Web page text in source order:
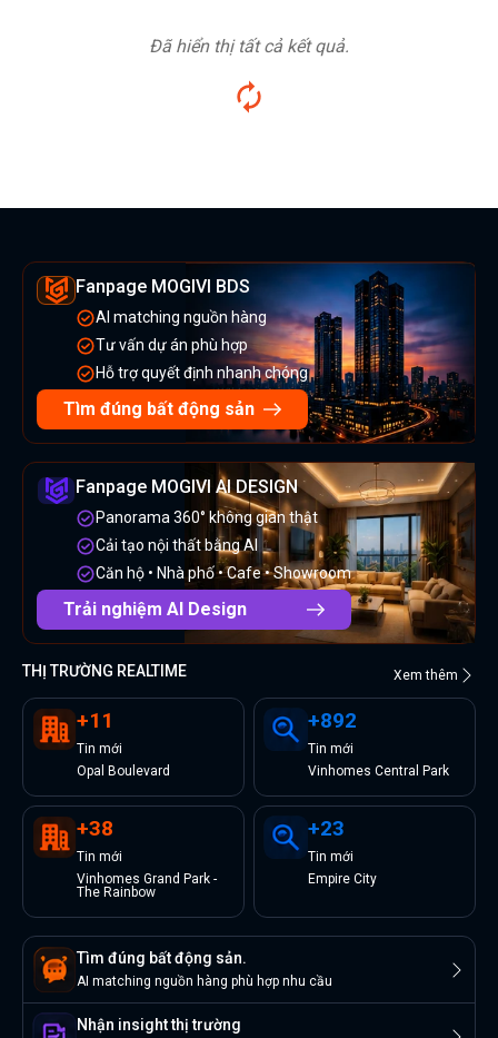
Đã hiển thị tất cả kết quả.
Fanpage MOGIVI BDS
AI matching nguồn hàng
Tư vấn dự án phù hợp
Hỗ trợ quyết định nhanh chóng
Tìm đúng bất động sản
Fanpage MOGIVI AI DESIGN
Panorama 360° không gian thật
Cải tạo nội thất bằng AI
Căn hộ • Nhà phố • Cafe • Showroom
Trải nghiệm AI Design
THỊ TRƯỜNG REALTIME Xem thêm
+11
Tin mới
Opal Boulevard
+892
Tin mới
Vinhomes Central Park
+38
Tin mới
Vinhomes Grand Park -
The Rainbow
+23
Tin mới
Empire City
Tìm đúng bất động sản.
AI matching nguồn hàng phù hợp nhu cầu
Nhận insight thị trường